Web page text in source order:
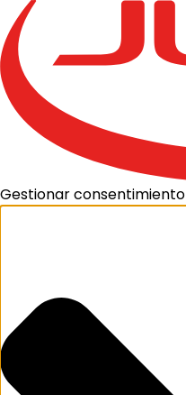
Gestionar consentimiento